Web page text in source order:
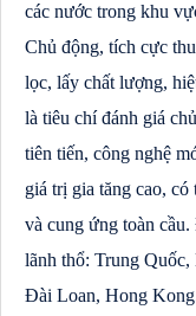
các nước trong khu
Chủ động, tích cực
lọc, lấy chất lượng,
là tiêu chí đánh giá
tiên tiến, công nghệ
giá trị gia tăng cao,
và cung ứng toàn
lãnh thổ: Trung Quốc,
Đài Loan, Hong